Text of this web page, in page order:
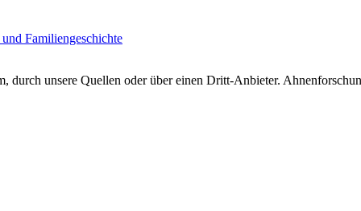
Familiengeschichte
unsere Quellen oder über einen Dritt-Anbieter.